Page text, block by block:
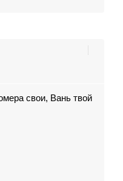
свои, Вань твой